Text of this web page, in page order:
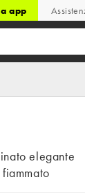
app
elegante